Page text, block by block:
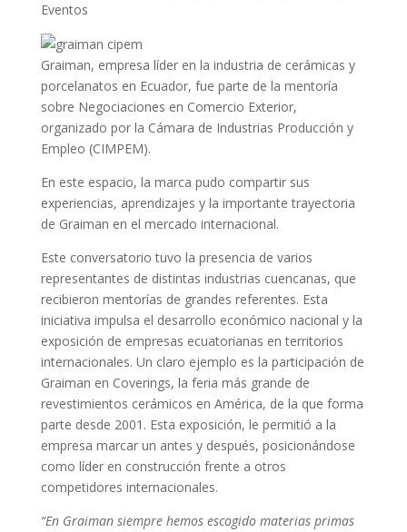
Eventos
Graiman, empresa líder en la industria de cerámicas y
porcelanatos en Ecuador, fue parte de la mentoría
sobre Negociaciones en Comercio Exterior,
organizado por la Cámara de Industrias Producción y
Empleo (CIMPEM).
En este espacio, la marca pudo compartir sus
experiencias, aprendizajes y la importante trayectoria
de Graiman en el mercado internacional.
Este conversatorio tuvo la presencia de varios
representantes de distintas industrias cuencanas, que
recibieron mentorías de grandes referentes. Esta
iniciativa impulsa el desarrollo económico nacional y la
exposición de empresas ecuatorianas en territorios
internacionales. Un claro ejemplo es la participación de
Graiman en Coverings, la feria más grande de
revestimientos cerámicos en América, de la que forma
parte desde 2001. Esta exposición, le permitió a la
empresa marcar un antes y después, posicionándose
como líder en construcción frente a otros
competidores internacionales.
“En Graiman siempre hemos escogido materias primas